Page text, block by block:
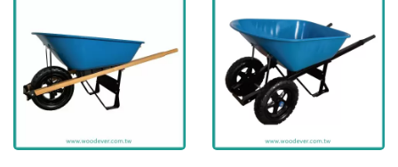
入りタイヤを備えていま
す。トレッドパターンは、
地面や木々の排水のための
す。強力なバランス接着性